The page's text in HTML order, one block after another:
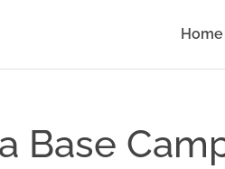
Home
Base